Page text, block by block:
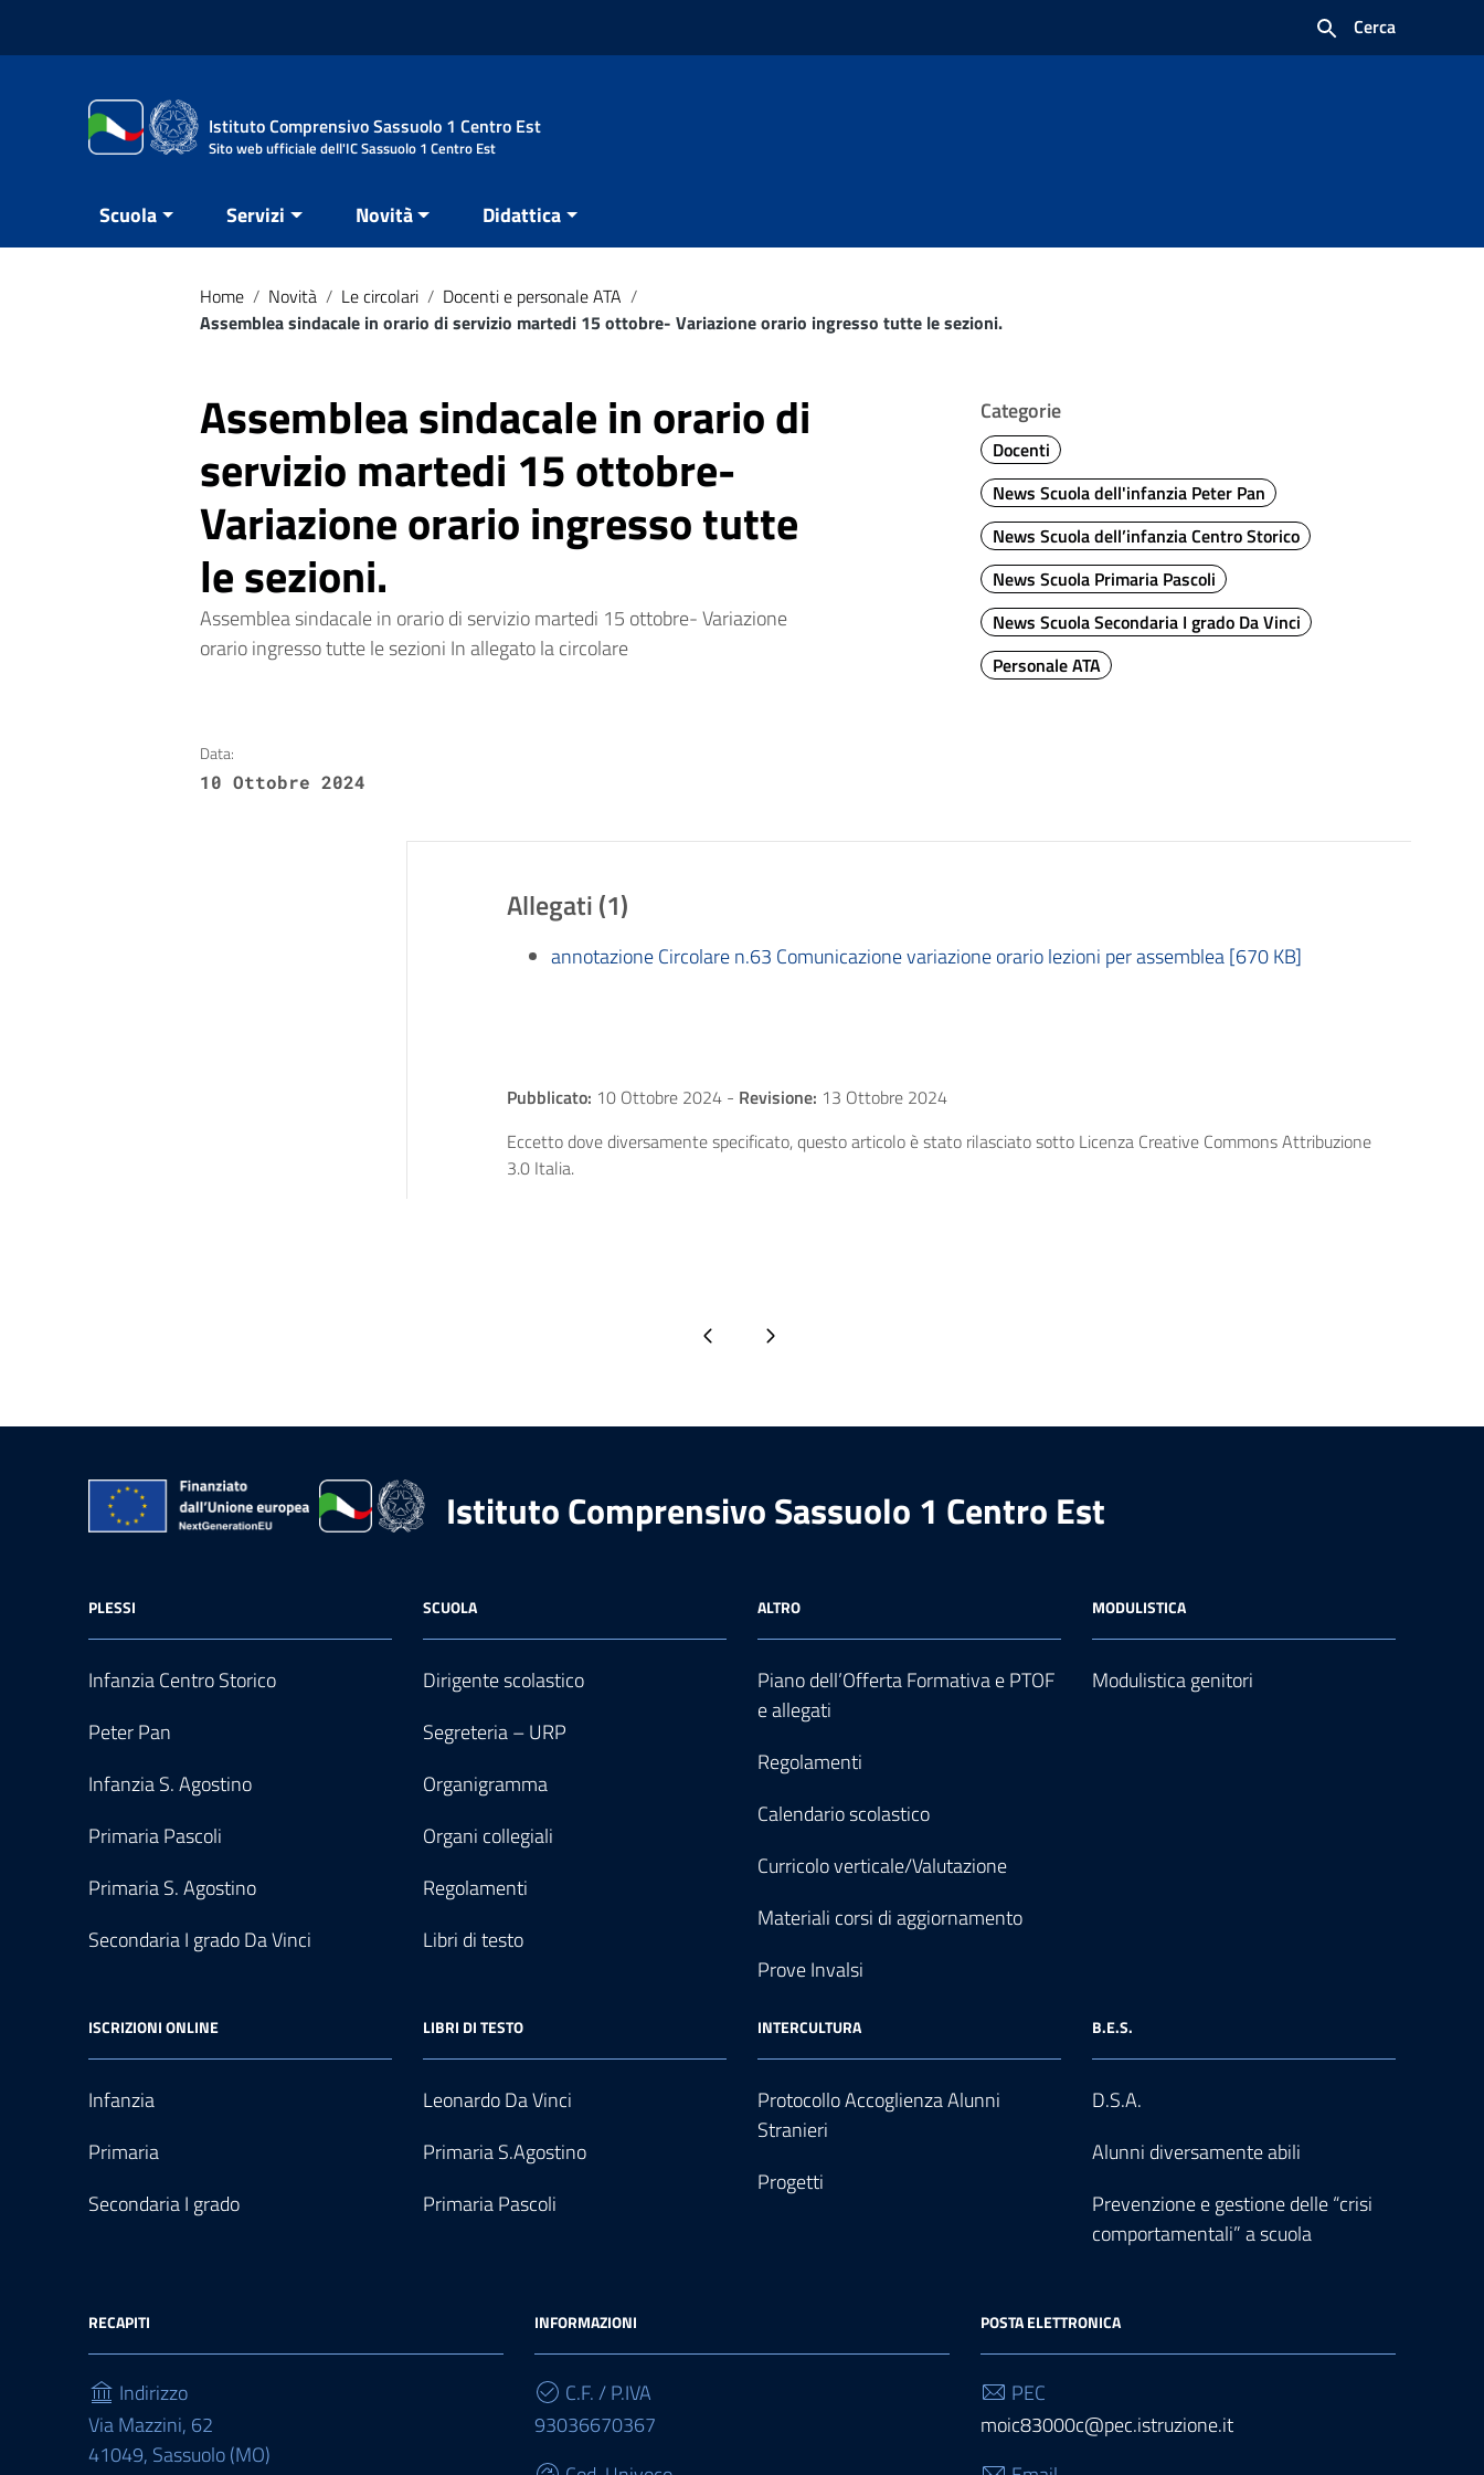
Cerca
Istituto Comprensivo Sassuolo 1 Centro Est
Sito web ufficiale dell'IC Sassuolo 1 Centro Est
Scuola Servizi Novità Didattica
Home / Novità / Le circolari / Docenti e personale ATA /
Assemblea sindacale in orario di servizio martedi 15 ottobre- Variazione orario ingresso tutte le sezioni.
Assemblea sindacale in orario di
servizio martedi 15 ottobre-
Variazione orario ingresso tutte
le sezioni.
Assemblea sindacale in orario di servizio martedi 15 ottobre- Variazione
orario ingresso tutte le sezioni In allegato la circolare
Categorie
Docenti
News Scuola dell'infanzia Peter Pan
News Scuola dell’infanzia Centro Storico
News Scuola Primaria Pascoli
News Scuola Secondaria I grado Da Vinci
Personale ATA
Data:
10 Ottobre 2024
Allegati (1)
annotazione Circolare n.63 Comunicazione variazione orario lezioni per assemblea [670 KB]
Pubblicato: 10 Ottobre 2024 - Revisione: 13 Ottobre 2024
Eccetto dove diversamente specificato, questo articolo è stato rilasciato sotto Licenza Creative Commons Attribuzione
3.0 Italia.
Pagina precedentePagina successiva
Istituto Comprensivo Sassuolo 1 Centro Est
PLESSI
Infanzia Centro Storico
Peter Pan
Infanzia S. Agostino
Primaria Pascoli
Primaria S. Agostino
Secondaria I grado Da Vinci
SCUOLA
Dirigente scolastico
Segreteria – URP
Organigramma
Organi collegiali
Regolamenti
Libri di testo
ALTRO
Piano dell’Offerta Formativa e PTOF
e allegati
Regolamenti
Calendario scolastico
Curricolo verticale/Valutazione
Materiali corsi di aggiornamento
Prove Invalsi
MODULISTICA
Modulistica genitori
ISCRIZIONI ONLINE
Infanzia
Primaria
Secondaria I grado
LIBRI DI TESTO
Leonardo Da Vinci
Primaria S.Agostino
Primaria Pascoli
INTERCULTURA
Protocollo Accoglienza Alunni
Stranieri
Progetti
B.E.S.
D.S.A.
Alunni diversamente abili
Prevenzione e gestione delle “crisi
comportamentali” a scuola
RECAPITI
Indirizzo
Via Mazzini, 62
41049, Sassuolo (MO)
INFORMAZIONI
C.F. / P.IVA
93036670367
POSTA ELETTRONICA
PEC
moic83000c@pec.istruzione.it